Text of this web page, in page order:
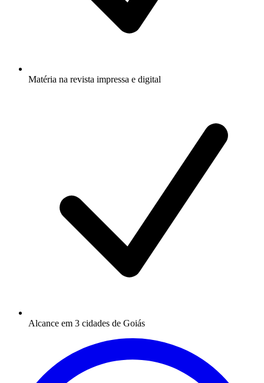
Matéria na revista impressa e digital
Alcance em 3 cidades de Goiás